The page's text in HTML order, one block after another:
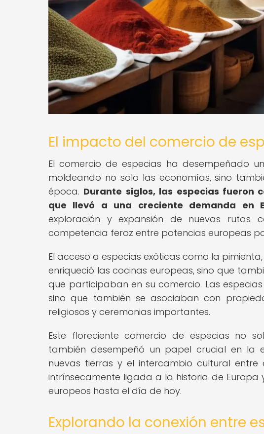
El impacto del comercio de
El comercio de especias ha desempeñado
moldeando no solo las economías, sino
época. Durante siglos, las especias fueron
que llevó a una creciente demanda en
exploración y expansión de nuevas rutas
competencia feroz entre potencias europeas
El acceso a especias exóticas como la
enriqueció las cocinas europeas, sino que
que participaban en su comercio. Las
sino que también se asociaban con
religiosos y ceremonias importantes.
Este floreciente comercio de especias no
también desempeñó un papel crucial en la
nuevas tierras y el intercambio cultural entre
intrínsecamente ligada a la historia de Europa
europeos hasta el día de hoy.
Explorando la conexión entre